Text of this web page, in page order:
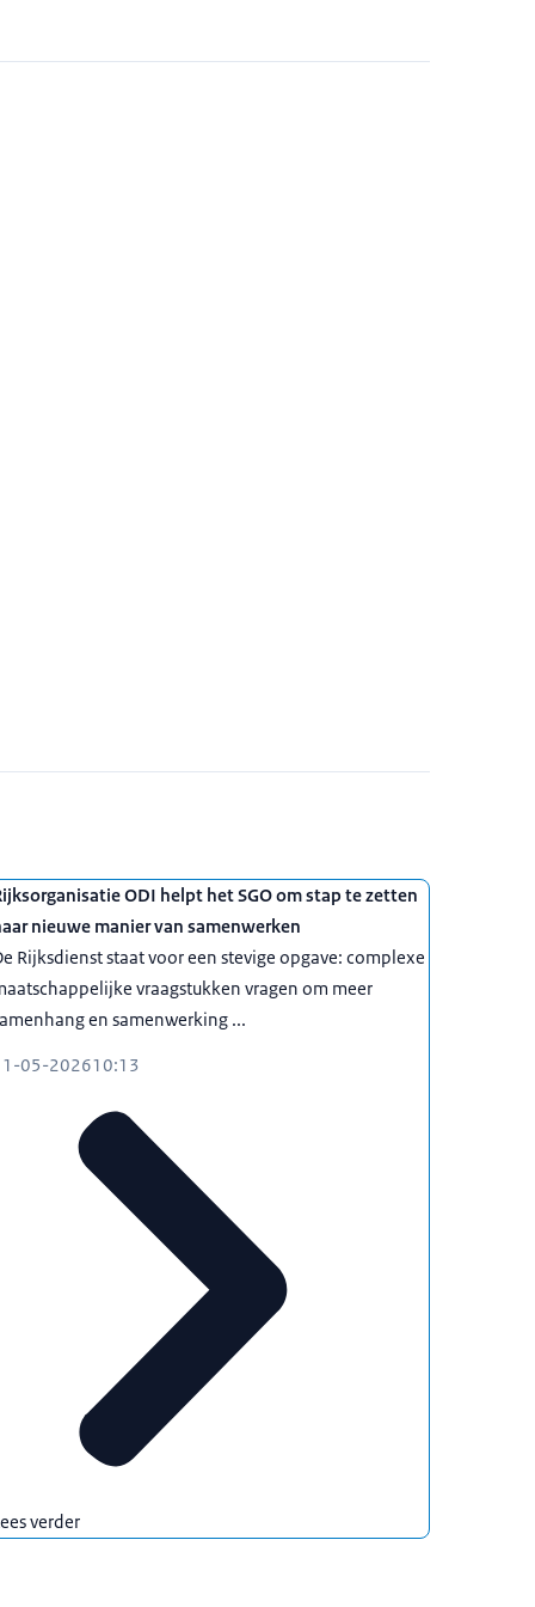
ODI helpt het SGO om stap te zetten
nieuwe manier van samenwerken
Rijksdienst staat voor een stevige opgave: complexe
vraagstukken vragen om meer
en samenwerking ...
05-202610:13
verder